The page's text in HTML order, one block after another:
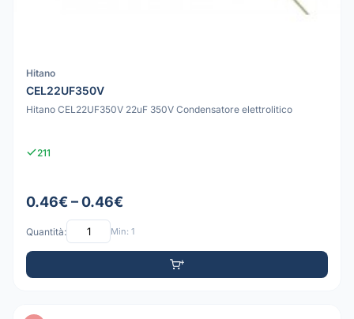
Hitano
CEL22UF350V
Hitano CEL22UF350V 22uF 350V Condensatore elettrolitico
211
0.46€ – 0.46€
Quantità: Min: 1